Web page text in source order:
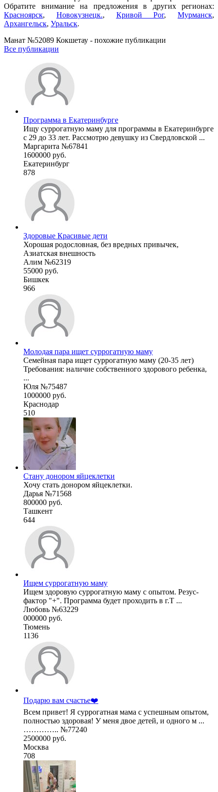
Обратите внимание на предложения в других регионах:
Красноярск, Новокузнецк., Кривой Рог, Мурманск,
Архангельск, Уральск.
Манат №52089 Кокшетау - похожие публикации
Все публикации
Программа в Екатеринбурге
Ищу суррогатную маму для программы в Екатеринбурге
с 29 до 33 лет. Рассмотрю девушку из Свердловской ...
Маргарита №67841
1600000 руб.
Екатеринбург
878
Здоровые Красивые дети
Хорошая родословная, без вредных привычек,
Азиатская внешность
Алим №62319
55000 руб.
Бишкек
966
Молодая пара ищет суррогатную маму
Семейная пара ищет суррогатную маму (20-35 лет)
Требования: наличие собственного здорового ребенка,
...
Юля №75487
1000000 руб.
Краснодар
510
Стану донором яйцеклетки
Хочу стать донором яйцеклетки.
Дарья №71568
800000 руб.
Ташкент
644
Ищем суррогатную маму
Ищем здоровую суррогатную маму с опытом. Резус-
фактор "+". Программа будет проходить в г.Т ...
Любовь №63229
000000 руб.
Тюмень
1136
Подарю вам счастье❤️
Всем привет! Я суррогатная мама с успешным опытом,
полностью здоровая! У меня двое детей, и одного м ...
………….. №77240
2500000 руб.
Москва
708